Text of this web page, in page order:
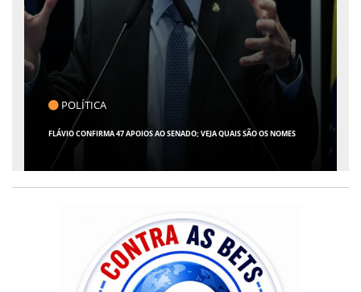
POLÍTICA
FLÁVIO CONFIRMA 47 APOIOS AO SENADO; VEJA QUAIS SÃO OS NOMES